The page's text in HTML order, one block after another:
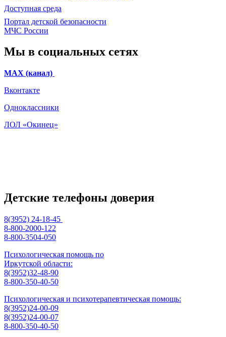
Доступная среда
Портал детской безопасности
МЧС России
Мы в социальных сетях
МАХ (канал)
Вконтакте
Одноклассники
ЛОЛ «Окинец»
Детские телефоны доверия
8(3952) 24-18-45
8-800-2000-122
8-800-3504-050
Психологическая помощь по
Иркутской области:
8(3952)32-48-90
8-800-350-40-50
Психологическая и психотерапевтическая помощь:
8(3952)24-00-09
8(3952)24-00-07
8-800-350-40-50